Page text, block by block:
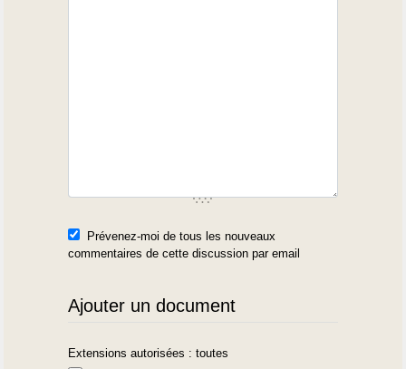
Prévenez-moi de tous les nouveaux
commentaires de cette discussion par email
Ajouter un document
Extensions autorisées : toutes